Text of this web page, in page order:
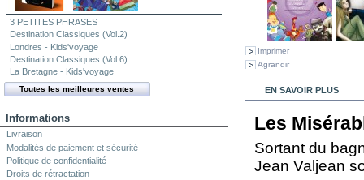
3 PETITES PHRASES
Destination Classiques (Vol.2)
Londres - Kids'voyage
Destination Classiques (Vol.6)
La Bretagne - Kids'voyage
Toutes les meilleures ventes
Informations
Livraison
Modalités de paiement et sécurité
Politique de confidentialité
Droits de rétractation
Imprimer
Agrandir
EN SAVOIR PLUS
Les
Sortant du
Jean Valjean